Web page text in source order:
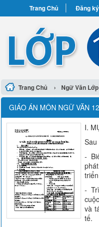
Trang Chủ Đăng ký
Trang Chủ › Ngữ Văn
GIÁO ÁN MÔN NGỮ VĂN
I.
-
-
và
tế.